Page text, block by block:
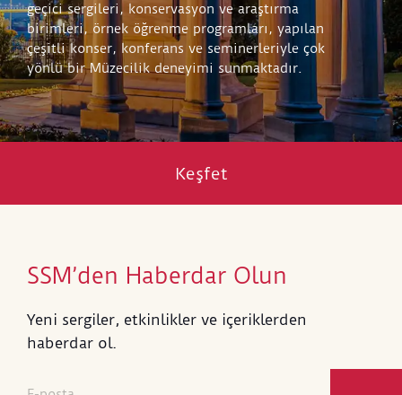
geçici sergileri, konservasyon ve araştırma
birimleri, örnek öğrenme programları, yapılan
çeşitli konser, konferans ve seminerleriyle çok
yönlü bir Müzecilik deneyimi sunmaktadır.
Keşfet
SSM’den Haberdar Olun
Yeni sergiler, etkinlikler ve içeriklerden
haberdar ol.